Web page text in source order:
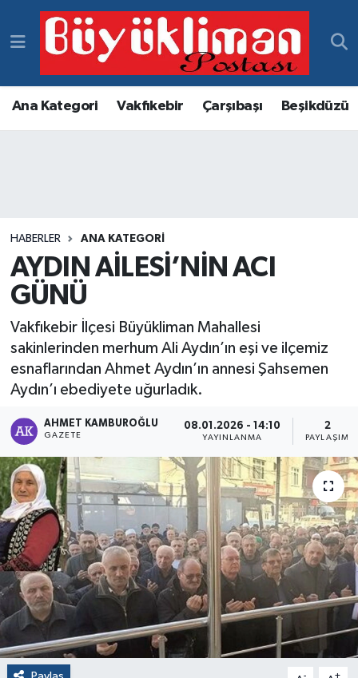
Ana Kategori Vakfıkebir Çarşıbaşı Beşikdüzü
HABERLER ANA KATEGORI
AYDIN AİLESİ’NİN ACI
GÜNÜ
Vakfıkebir İlçesi Büyükliman Mahallesi
sakinlerinden merhum Ali Aydın’ın eşi ve ilçemiz
esnaflarından Ahmet Aydın’ın annesi Şahsemen
Aydın’ı ebediyete uğurladık.
AHMET KAMBUROĞLU
GAZETE
08.01.2026 - 14:10
YAYINLANMA
2
PAYLAŞIM
- +
Vakfıkebir Hava Durumu
Vakfıkebir Trafik Yoğunluk Haritası
Haber Arşivi